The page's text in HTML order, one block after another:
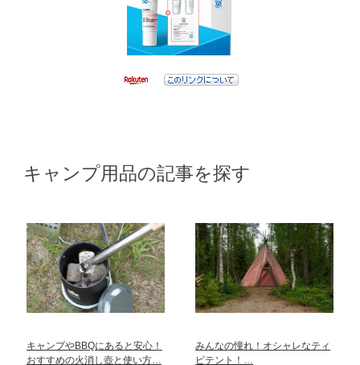
キャンプ用品の記事を探す
キャンプやBBQにあると安心！
おすすめの火消し壺と使い方…
みんなの憧れ！オシャレなティ
ピテント！…